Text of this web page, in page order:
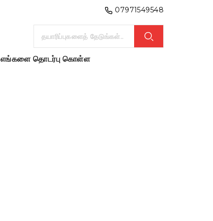
07971549548
எங்களை தொடர்பு கொள்ள